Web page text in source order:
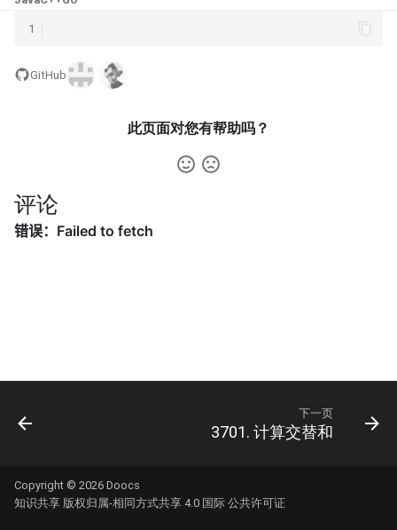
32.3. 从上到下打印二叉树 III
33. 二叉搜索树的后序遍历序
34. 二叉树中和为某一值的路
35. 复杂链表的复制
39. 数组中出现次数超过一半
41. 数据流中的中位数
29. 排序的循环链表
30. 插入、删除和随机访问都
31. 最近最少使用缓存
33. 变位词组
39. 直方图最大矩形面积
5.2. 二进制数转字符串
5.4. 下一个数
8.3. 魔术索引
1
GitHub
此页面对您有帮助吗？
评论
下一页
3701. 计算交替和
Copyright © 2026 Doocs
知识共享 版权归属-相同方式共享 4.0 国际 公共许可证